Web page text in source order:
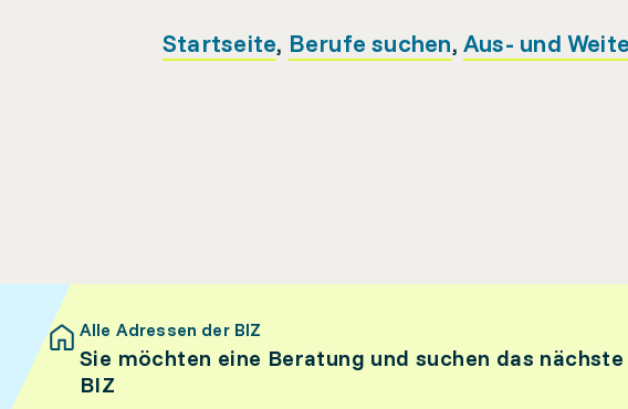
Startseite, Berufe suchen, Aus- und
Alle Adressen der BIZ
Sie möchten eine Beratung und suchen das nächste
BIZ